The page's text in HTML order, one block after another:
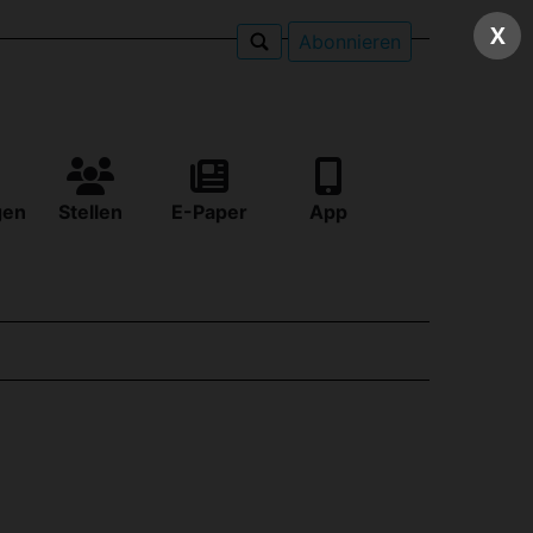
Abonnieren
Stellen E-Paper App
X